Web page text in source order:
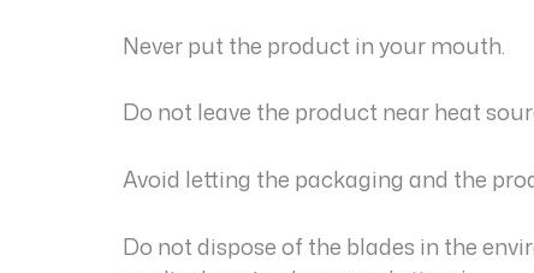
Never put the product in your mouth.
Do not leave the product near heat
Avoid letting the packaging and the
Do not dispose of the blades in the